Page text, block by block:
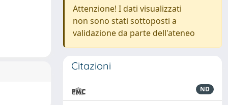
Attenzione! I dati visualizzati
non sono stati sottoposti a
validazione da parte dell'ateneo
Citazioni
ND